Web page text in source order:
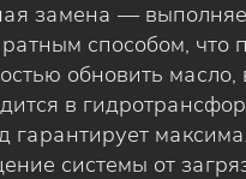
замена —
способом, что
обновить масло,
в
гарантирует
системы от